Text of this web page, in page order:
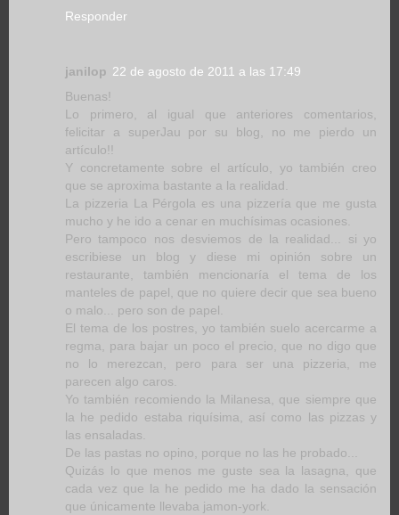
Responder
janilop 22 de agosto de 2011 a las 17:49
Buenas!
Lo primero, al igual que anteriores comentarios,
felicitar a superJau por su blog, no me pierdo un
artículo!!
Y concretamente sobre el artículo, yo también creo
que se aproxima bastante a la realidad.
La pizzeria La Pérgola es una pizzería que me gusta
mucho y he ido a cenar en muchísimas ocasiones.
Pero tampoco nos desviemos de la realidad... si yo
escribiese un blog y diese mi opinión sobre un
restaurante, también mencionaría el tema de los
manteles de papel, que no quiere decir que sea bueno
o malo... pero son de papel.
El tema de los postres, yo también suelo acercarme a
regma, para bajar un poco el precio, que no digo que
no lo merezcan, pero para ser una pizzeria, me
parecen algo caros.
Yo también recomiendo la Milanesa, que siempre que
la he pedido estaba riquísima, así como las pizzas y
las ensaladas.
De las pastas no opino, porque no las he probado...
Quizás lo que menos me guste sea la lasagna, que
cada vez que la he pedido me ha dado la sensación
que únicamente llevaba jamon-york.